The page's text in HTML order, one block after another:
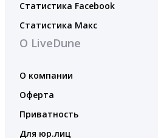
Статистика Facebook
Статистика Макс
О LiveDune
О компании
Оферта
Приватность
Для юр.лиц